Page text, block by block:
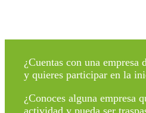
¿Cuentas con una empresa
y quieres participar en la
¿Conoces alguna empresa
actividad y pueda ser